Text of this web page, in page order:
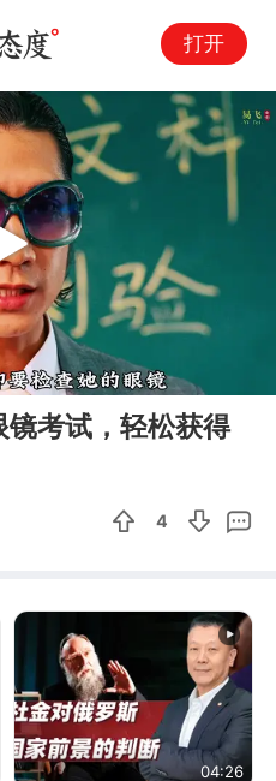
打开
01:01
Play
考试，轻松获得
4
04:26